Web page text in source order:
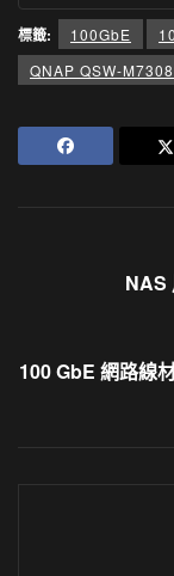
標籤: 100GbE
QNAP QSW-
NAS
100 GbE 網路線